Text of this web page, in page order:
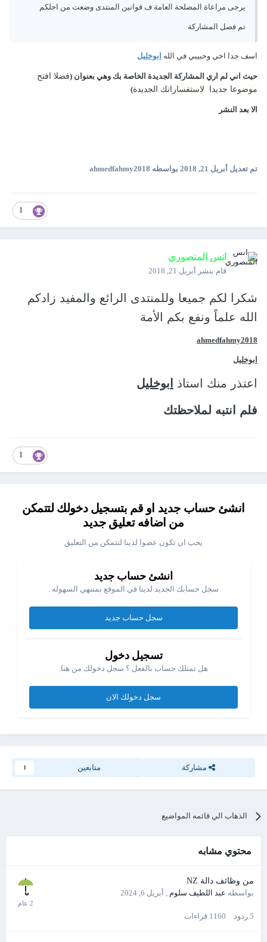
يرجى مراعاة المصلحة العامة ف قوانين المنتدى وضعت من اجلكم
تم فصل المشاركة
اسف جدا اخي وحبيبي في الله ابوخليل
حيث اني لم اري المشاركة الجديدة الخاصة بك وهي بعنوان ( فضلا افتح
موضوعا جديدا لاستفساراتك الجديدة)
الا بعد النشر
تم تعديل أبريل 21, 2018 بواسطه ahmedfahmy2018
1
انس المنصوري
قام بنشر أبريل 21, 2018
شكرا لكم جميعا وللمنتدى الرائع والمفيد زادكم
الله علماً ونفع بكم الأمة
ahmedfahmy2018
ابوخليل
اعتذر منك استاذ ابوخليل
فلم انتبه لملاحظتك
1
انشئ حساب جديد او قم بتسجيل دخولك لتتمكن
من اضافه تعليق جديد
يجب ان تكون عضوا لدينا لتتمكن من التعليق
انشئ حساب جديد
سجل حسابك الجديد لدينا في الموقع بمنتهي السهوله .
سجل حساب جديد
تسجيل دخول
هل تمتلك حساب بالفعل ؟ سجل دخولك من هنا.
سجل دخولك الان
مشاركة متابعين 1
الذهاب الي قائمه المواضيع
محتوي مشابه
من وظائف دالة NZ
بواسطه عبد اللطيف سلوم, أبريل 6, 2024
5 ردود 1160 قراءات